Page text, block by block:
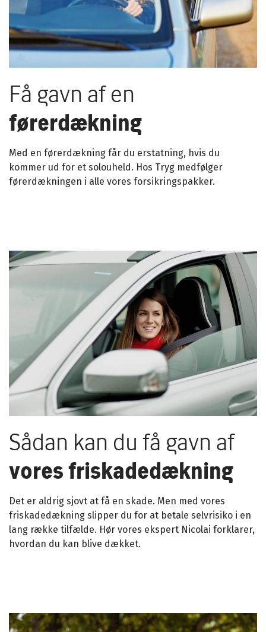
Få gavn af en
førerdækning
Med en førerdækning får du erstatning, hvis du
kommer ud for et solouheld. Hos Tryg medfølger
førerdækningen i alle vores forsikringspakker.
Sådan kan du få gavn af
vores friskadedækning
Det er aldrig sjovt at få en skade. Men med vores
friskadedækning slipper du for at betale selvrisiko i en
lang række tilfælde. Hør vores ekspert Nicolai forklarer,
hvordan du kan blive dækket.